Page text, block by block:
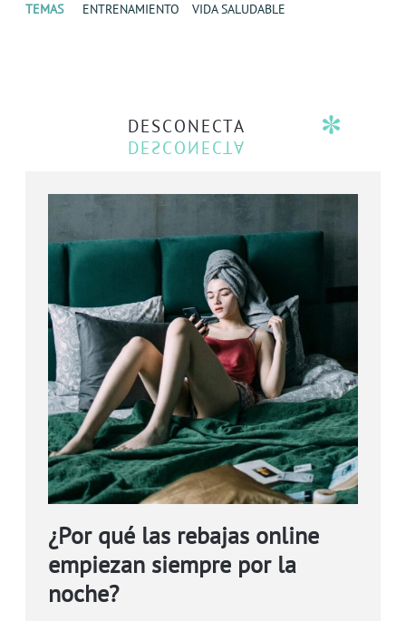
TEMAS ENTRENAMIENTO VIDA SALUDABLE
DESCONECTA
¿Por qué las rebajas online
empiezan siempre por la
noche?